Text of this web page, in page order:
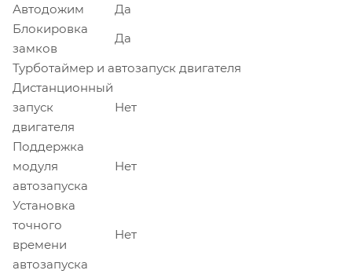
Автодожим
Да
Блокировка
замков
Да
Турботаймер и автозапуск двигателя
Дистанционный
запуск
двигателя
Нет
Поддержка
модуля
автозапуска
Нет
Установка
точного
времени
автозапуска
Нет